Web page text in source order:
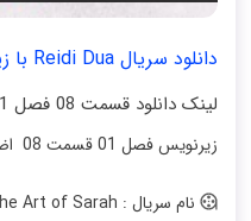
دانلود سریال Reidi Dua با زیرنویس فارسی
لینک دانلود قسمت 08 فصل 01 اضافه شد
زیرنویس فصل 01 قسمت 08 اضافه شد
نام سریال : The Art of Sarah